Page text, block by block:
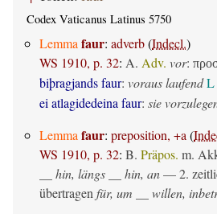
Codex Vaticanus Latinus 5750
Lemmafaur: adverb(Indecl.)
WS 1910, p. 32: A. Adv. vor:
biþragjands faur: voraus laufendL
ei atlagidedeina faur: sie
Lemmafaur: preposition, +a(
WS 1910, p. 32: B. Präpos. m.
__ hin, längs __ hin, an— 2.
übertragenfür, um __ willen,